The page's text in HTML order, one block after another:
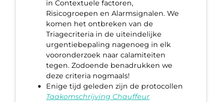
in Contextuele factoren,
Risicogroepen en Alarmsignalen. We
komen het ontbreken van de
Triagecriteria in de uiteindelijke
urgentiebepaling nagenoeg in elk
vooronderzoek naar calamiteiten
tegen. Zodoende benadrukken we
deze criteria nogmaals!
Enige tijd geleden zijn de protocollen
Taakomschrijving Chauffeur